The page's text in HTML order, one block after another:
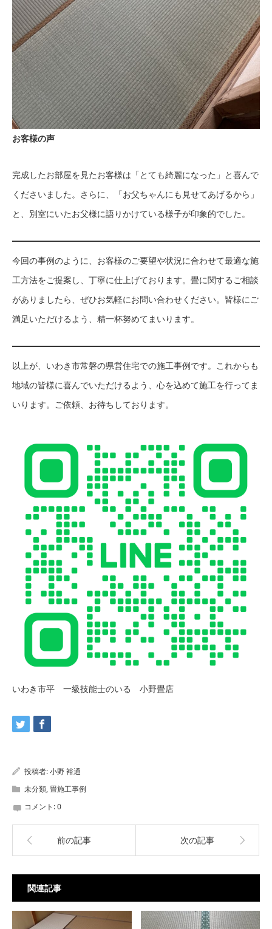
お客様の声
完成したお部屋を見たお客様は「とても綺麗になった」と喜んで
くださいました。さらに、「お父ちゃんにも見せてあげるから」
と、別室にいたお父様に語りかけている様子が印象的でした。
今回の事例のように、お客様のご要望や状況に合わせて最適な施
工方法をご提案し、丁寧に仕上げております。畳に関するご相談
がありましたら、ぜひお気軽にお問い合わせください。皆様にご
満足いただけるよう、精一杯努めてまいります。
以上が、いわき市常磐の県営住宅での施工事例です。これからも
地域の皆様に喜んでいただけるよう、心を込めて施工を行ってま
いります。ご依頼、お待ちしております。
いわき市平 一級技能士のいる 小野畳店
投稿者:小野 裕通
未分類,畳施工事例
コメント:0
前の記事 次の記事
関連記事